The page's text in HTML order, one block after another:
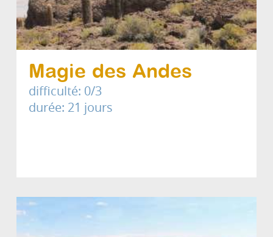
Magie des Andes
difficulté: 0/3
durée: 21 jours